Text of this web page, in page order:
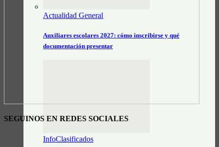
Actualidad General
Auxiliares escolares 2027: cómo inscribirse y qué
documentación presentar
InfoClasificados
SEGUINOS EN REDES SOCIALES